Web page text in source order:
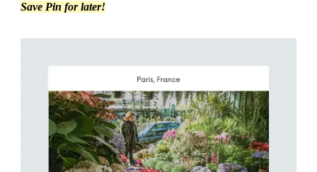
Save Pin for later!